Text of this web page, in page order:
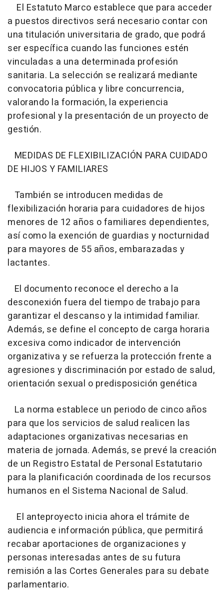
El Estatuto Marco establece que para acceder
a puestos directivos será necesario contar con
una titulación universitaria de grado, que podrá
ser específica cuando las funciones estén
vinculadas a una determinada profesión
sanitaria. La selección se realizará mediante
convocatoria pública y libre concurrencia,
valorando la formación, la experiencia
profesional y la presentación de un proyecto de
gestión.
MEDIDAS DE FLEXIBILIZACIÓN PARA CUIDADO
DE HIJOS Y FAMILIARES
También se introducen medidas de
flexibilización horaria para cuidadores de hijos
menores de 12 años o familiares dependientes,
así como la exención de guardias y nocturnidad
para mayores de 55 años, embarazadas y
lactantes.
El documento reconoce el derecho a la
desconexión fuera del tiempo de trabajo para
garantizar el descanso y la intimidad familiar.
Además, se define el concepto de carga horaria
excesiva como indicador de intervención
organizativa y se refuerza la protección frente a
agresiones y discriminación por estado de salud,
orientación sexual o predisposición genética
La norma establece un periodo de cinco años
para que los servicios de salud realicen las
adaptaciones organizativas necesarias en
materia de jornada. Además, se prevé la creación
de un Registro Estatal de Personal Estatutario
para la planificación coordinada de los recursos
humanos en el Sistema Nacional de Salud.
El anteproyecto inicia ahora el trámite de
audiencia e información pública, que permitirá
recabar aportaciones de organizaciones y
personas interesadas antes de su futura
remisión a las Cortes Generales para su debate
parlamentario.